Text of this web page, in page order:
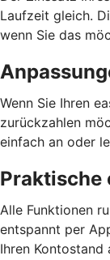
Laufzeit gleich.
wenn Sie das
Wenn Sie Ihren
zurückzahlen
einfach an oder
Praktische
Alle Funktionen
entspannt per
Ihren Kontostand